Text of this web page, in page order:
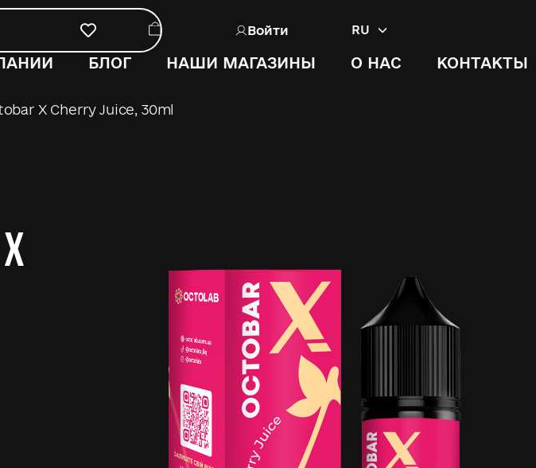
Войти RU
БЛОГ НАШИ МАГАЗИНЫ О НАС КОНТАКТЫ
X Cherry Juice, 30ml